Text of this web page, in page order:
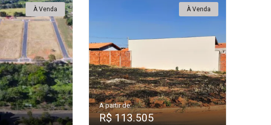
À Venda À Venda
A partir de:
R$ 113.505